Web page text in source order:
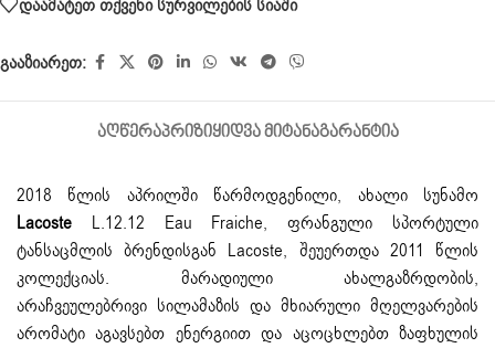
დაამატეთ თქვენი სურვილების სიაში
გააზიარეთ:
ᲐᲦᲬᲔᲠᲐᲞᲠᲘᲖᲘᲧᲘᲓᲕᲐ ᲛᲘᲢᲐᲜᲐᲒᲐᲠᲐᲜᲢᲘᲐ
2018 წლის აპრილში წარმოდგენილი, ახალი სუნამო
Lacoste
L.12.12 Eau Fraiche, ფრანგული სპორტული
ტანსაცმლის ბრენდისგან Lacoste, შეუერთდა 2011 წლის
კოლექციას. მარადიული ახალგაზრდობის,
არაჩვეულებრივი სილამაზის და მხიარული მღელვარების
არომატი აგავსებთ ენერგიით და აცოცხლებთ ზაფხულის